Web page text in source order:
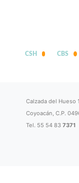
CSH CBS
Calzada del Hueso
Coyoacán, C.P.
Tel. 55 54 837371